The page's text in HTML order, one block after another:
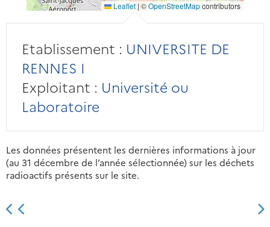
Leaflet | ©OpenStreetMapcontributors
Etablissement : UNIVERSITE DE
RENNES I
Exploitant : Université ou
Laboratoire
Les données présentent les dernières informations à jour
(au 31 décembre de l’année sélectionnée) sur les déchets
radioactifs présents sur le site.